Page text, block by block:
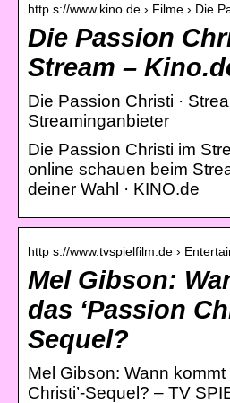
http s://www.kino.de › Filme › Die
Die Passion
Stream –
Die Passion Christi ·
Streaminganbieter
Die Passion Christi im
online schauen beim
deiner Wahl · KINO.de
http s://www.tvspielfilm.de ›
Mel Gibson:
das ‘Passion
Sequel?
Mel Gibson: Wann kommt
Christi’-Sequel? – TV